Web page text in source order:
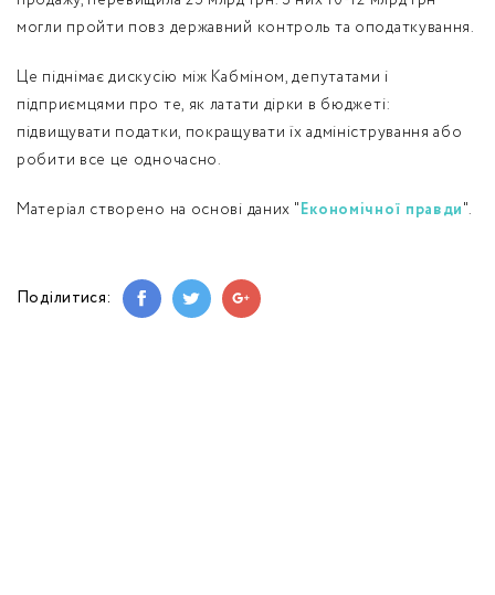
Поділитися:
могли пройти повз державний контроль та оподаткування.
Це піднімає дискусію між Кабміном, депутатами і
підприємцями про те, як латати дірки в бюджеті:
підвищувати податки, покращувати їх адміністрування або
робити все це одночасно.
Матеріал створено на основі даних "Економічної правди".